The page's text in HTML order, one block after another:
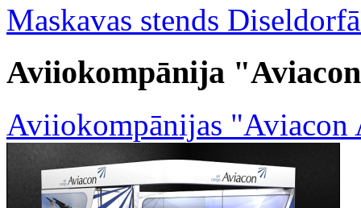
Maskavas stends Diseldorfā
Aviiokompānija
Aviiokompānijas "Aviacon